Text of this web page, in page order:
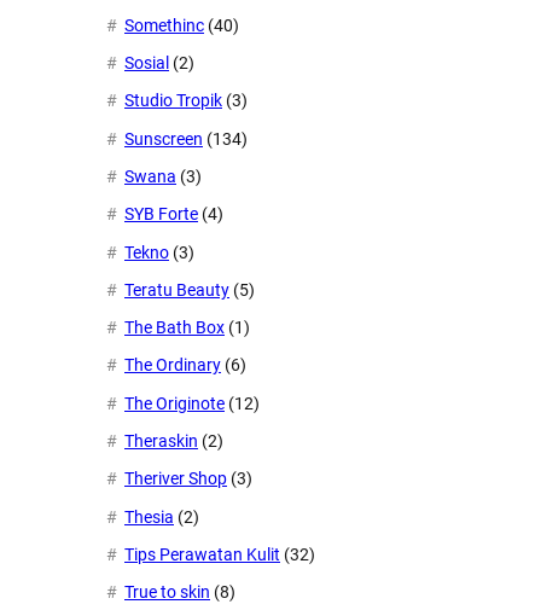
Somethinc (40)
Sosial (2)
Studio Tropik (3)
Sunscreen (134)
Swana (3)
SYB Forte (4)
Tekno (3)
Teratu Beauty (5)
The Bath Box (1)
The Ordinary (6)
The Originote (12)
Theraskin (2)
Theriver Shop (3)
Thesia (2)
Tips Perawatan Kulit (32)
True to skin (8)